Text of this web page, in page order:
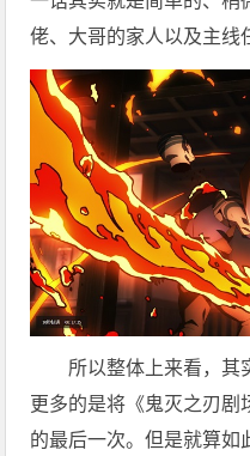
佬、大哥的家人以及主线
所以整体上来看，其
更多的是将《鬼灭之刃剧
的最后一次。但是就算如